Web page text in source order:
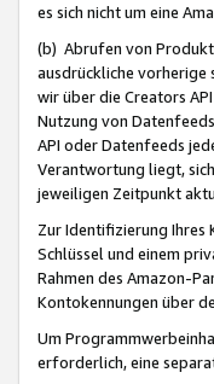
es sich nicht um eine
(b) Abrufen von
ausdrückliche vorherige
wir über die Creators
Nutzung von
API oder Datenfeeds
Verantwortung liegt,
jeweiligen Zeitpunkt
Zur Identifizierung Ihres
Schlüssel und einem
Rahmen des Amazon-
Kontokennungen über
Um
erforderlich, eine